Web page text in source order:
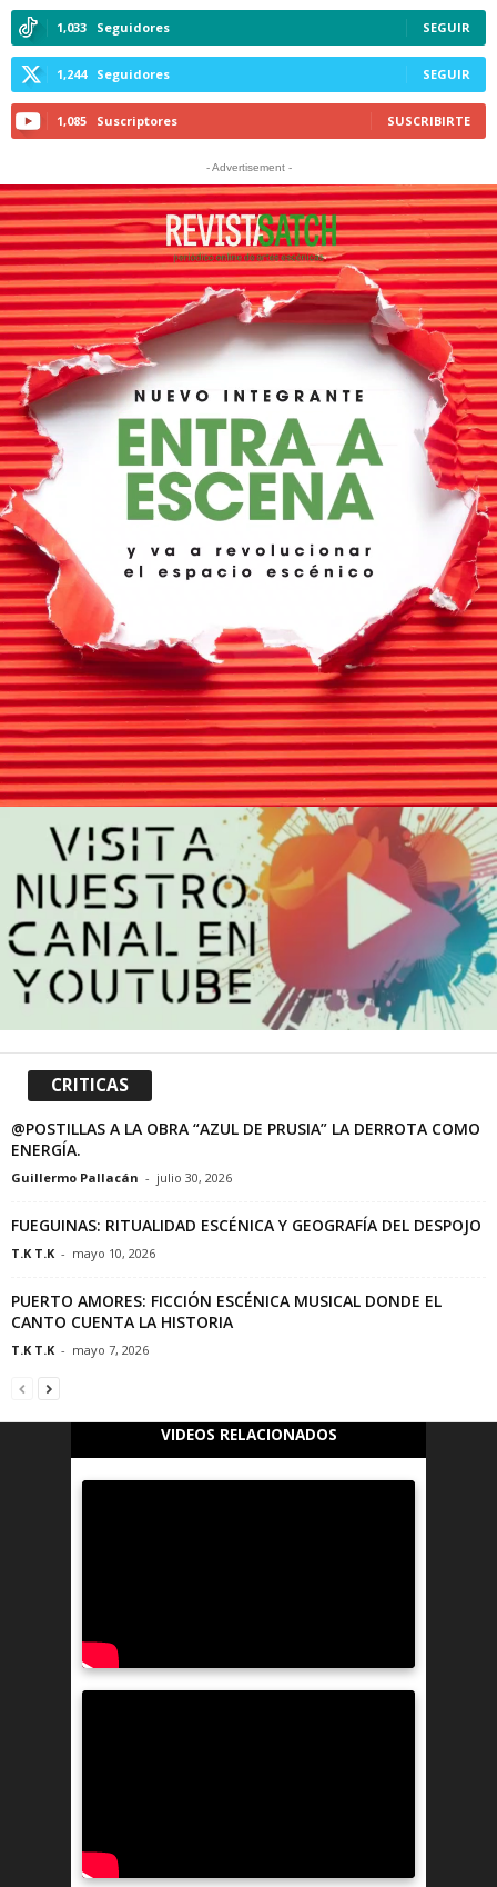
1,033 Seguidores SEGUIR
1,244 Seguidores SEGUIR
1,085 Suscriptores SUSCRIBIRTE
- Advertisement -
CRITICAS
@POSTILLAS A LA OBRA “AZUL DE PRUSIA” LA DERROTA COMO
ENERGÍA.
Guillermo Pallacán - julio 30, 2026
FUEGUINAS: RITUALIDAD ESCÉNICA Y GEOGRAFÍA DEL DESPOJO
T.K T.K - mayo 10, 2026
PUERTO AMORES: FICCIÓN ESCÉNICA MUSICAL DONDE EL
CANTO CUENTA LA HISTORIA
T.K T.K - mayo 7, 2026
VIDEOS RELACIONADOS